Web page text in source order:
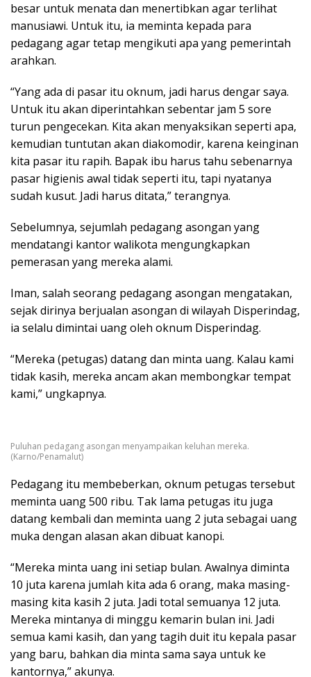
besar untuk menata dan menertibkan agar terlihat
manusiawi. Untuk itu, ia meminta kepada para
pedagang agar tetap mengikuti apa yang pemerintah
arahkan.
“Yang ada di pasar itu oknum, jadi harus dengar saya.
Untuk itu akan diperintahkan sebentar jam 5 sore
turun pengecekan. Kita akan menyaksikan seperti apa,
kemudian tuntutan akan diakomodir, karena keinginan
kita pasar itu rapih. Bapak ibu harus tahu sebenarnya
pasar higienis awal tidak seperti itu, tapi nyatanya
sudah kusut. Jadi harus ditata,” terangnya.
Sebelumnya, sejumlah pedagang asongan yang
mendatangi kantor walikota mengungkapkan
pemerasan yang mereka alami.
Iman, salah seorang pedagang asongan mengatakan,
sejak dirinya berjualan asongan di wilayah Disperindag,
ia selalu dimintai uang oleh oknum Disperindag.
“Mereka (petugas) datang dan minta uang. Kalau kami
tidak kasih, mereka ancam akan membongkar tempat
kami,” ungkapnya.
Puluhan pedagang asongan menyampaikan keluhan mereka.
(Karno/Penamalut)
Pedagang itu membeberkan, oknum petugas tersebut
meminta uang 500 ribu. Tak lama petugas itu juga
datang kembali dan meminta uang 2 juta sebagai uang
muka dengan alasan akan dibuat kanopi.
“Mereka minta uang ini setiap bulan. Awalnya diminta
10 juta karena jumlah kita ada 6 orang, maka masing-
masing kita kasih 2 juta. Jadi total semuanya 12 juta.
Mereka mintanya di minggu kemarin bulan ini. Jadi
semua kami kasih, dan yang tagih duit itu kepala pasar
yang baru, bahkan dia minta sama saya untuk ke
kantornya,” akunya.